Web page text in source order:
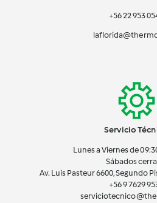
+56 22 953
Servicio
Lunes a Viernes de
Sábados
Av. Luis Pasteur 6600, Segundo
+56 9 7629